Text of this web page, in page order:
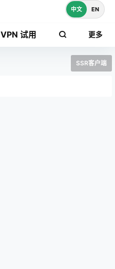
VPN 试用 更多
中文 EN
SSR客户端